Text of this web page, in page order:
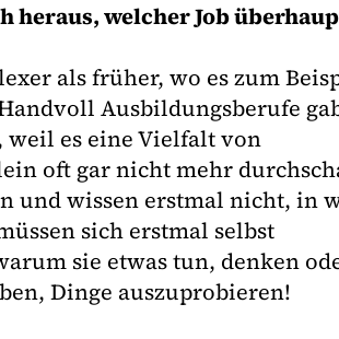
heraus, welcher Job
als früher, wo es zum
Ausbildungsberufe
weil es eine Vielfalt von
oft gar nicht mehr
und wissen erstmal nicht, in
sich erstmal selbst
sie etwas tun, denken
Dinge auszuprobieren!